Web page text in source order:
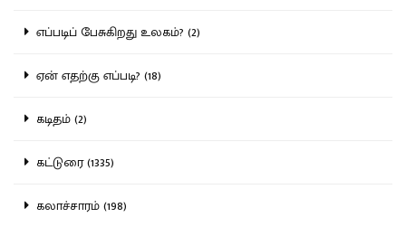
எப்படிப் பேசுகிறது உலகம்? (2)
ஏன் எதற்கு எப்படி? (18)
கடிதம் (2)
கட்டுரை (1335)
கலாச்சாரம் (198)